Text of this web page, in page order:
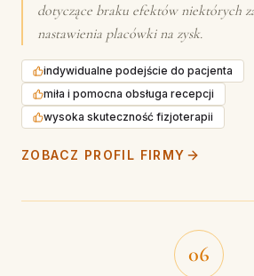
dotyczące braku efektów niektórych
nastawienia placówki na zysk.
indywidualne podejście do pacjenta
miła i pomocna obsługa recepcji
wysoka skuteczność fizjoterapii
ZOBACZ PROFIL FIRMY
06